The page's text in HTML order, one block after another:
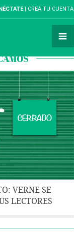
CREA TU CUENTA
VERNE SE
LECTORES